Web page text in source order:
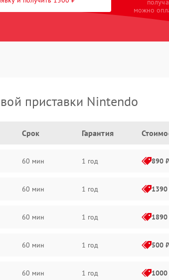
можно
приставки Nintendo
Срок Гарантия
60 мин 1 год 890 ₽
60 мин 1 год 1390
60 мин 1 год 1890
60 мин 1 год 500 ₽
60 мин 1 год 1000